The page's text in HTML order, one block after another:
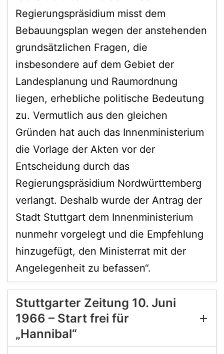
Regierungspräsidium misst dem
Bebauungsplan wegen der anstehenden
grundsätzlichen Fragen, die
insbesondere auf dem Gebiet der
Landesplanung und Raumordnung
liegen, erhebliche politische Bedeutung
zu. Vermutlich aus den gleichen
Gründen hat auch das Innenministerium
die Vorlage der Akten vor der
Entscheidung durch das
Regierungspräsidium Nordwürttemberg
verlangt. Deshalb wurde der Antrag der
Stadt Stuttgart dem Innenministerium
nunmehr vorgelegt und die Empfehlung
hinzugefügt, den Ministerrat mit der
Angelegenheit zu befassen“.
Stuttgarter Zeitung 10. Juni
1966 – Start frei für
„Hannibal“